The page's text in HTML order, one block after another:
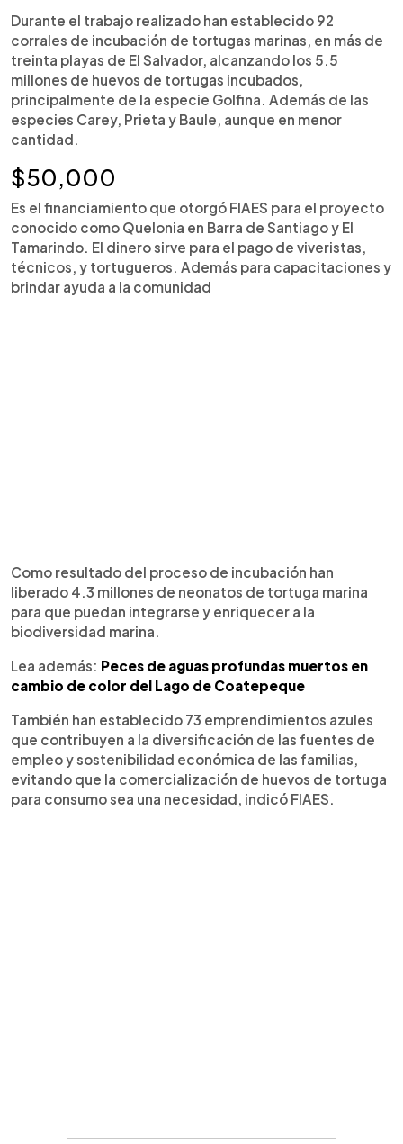
Durante el trabajo realizado han establecido 92
corrales de incubación de tortugas marinas, en más de
treinta playas de El Salvador, alcanzando los 5.5
millones de huevos de tortugas incubados,
principalmente de la especie Golfina. Además de las
especies Carey, Prieta y Baule, aunque en menor
cantidad.
$50,000
Es el financiamiento que otorgó FIAES para el proyecto
conocido como Quelonia en Barra de Santiago y El
Tamarindo. El dinero sirve para el pago de viveristas,
técnicos, y tortugueros. Además para capacitaciones y
brindar ayuda a la comunidad
Como resultado del proceso de incubación han
liberado 4.3 millones de neonatos de tortuga marina
para que puedan integrarse y enriquecer a la
biodiversidad marina.
Lea además: Peces de aguas profundas muertos en
cambio de color del Lago de Coatepeque
También han establecido 73 emprendimientos azules
que contribuyen a la diversificación de las fuentes de
empleo y sostenibilidad económica de las familias,
evitando que la comercialización de huevos de tortuga
para consumo sea una necesidad, indicó FIAES.